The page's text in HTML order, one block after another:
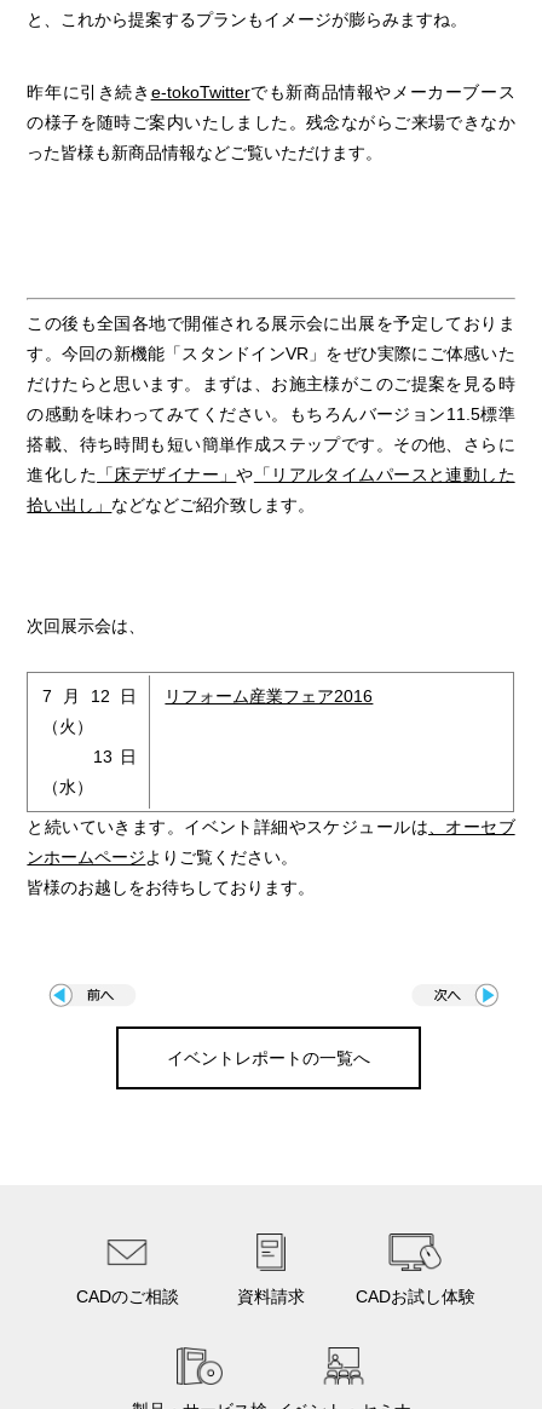
と、これから提案するプランもイメージが膨らみますね。
昨年に引き続き e-tokoTwitterでも新商品情報やメーカーブース
の様子を随時ご案内いたしました。残念ながらご来場できなか
った皆様も新商品情報などご覧いただけます。
この後も全国各地で開催される展示会に出展を予定しておりま
す。今回の新機能「スタンドインVR」をぜひ実際にご体感いた
だけたらと思います。まずは、お施主様がこのご提案を見る時
の感動を味わってみてください。もちろんバージョン11.5標準
搭載、待ち時間も短い簡単作成ステップです。その他、さらに
進化した 「床デザイナー」や 「リアルタイムパースと連動した
拾い出し」 などなどご紹介致します。
次回展示会は、
7月12日
（火）
13日
（水）
リフォーム産業フェア2016
と続いていきます。イベント詳細やスケジュールは 、オーセブ
ンホームページよりご覧ください。
皆様のお越しをお待ちしております。
イベントレポートの一覧へ
CADのご相談 資料請求 CADお試し体験